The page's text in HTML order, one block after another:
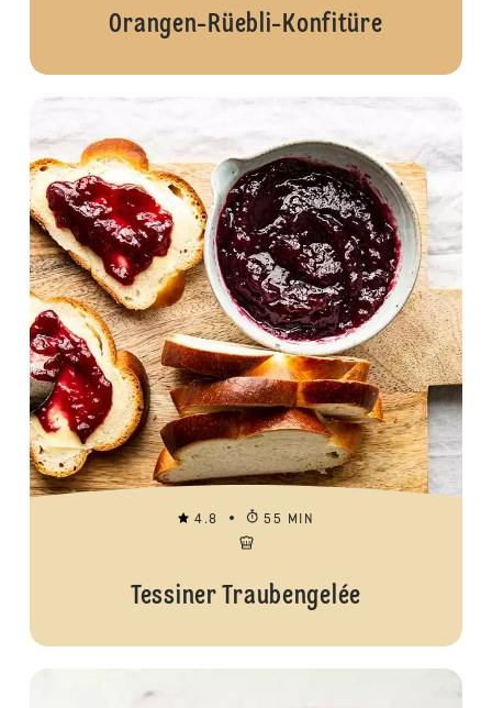
Orangen-Rüebli-Konfitüre
4.8 55 MIN
Tessiner Traubengelée